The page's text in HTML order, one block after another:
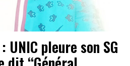
pleure son SG